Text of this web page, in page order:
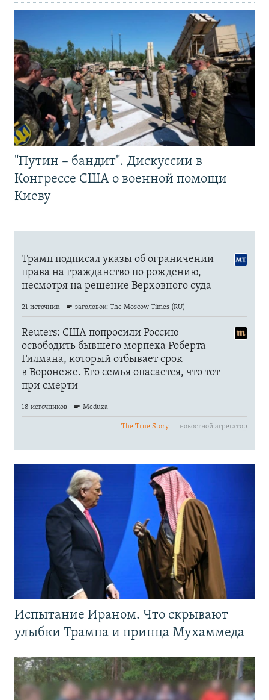
"Путин – бандит". Дискуссии в
Конгрессе США о военной помощи
Киеву
Испытание Ираном. Что скрывают
улыбки Трампа и принца Мухаммеда